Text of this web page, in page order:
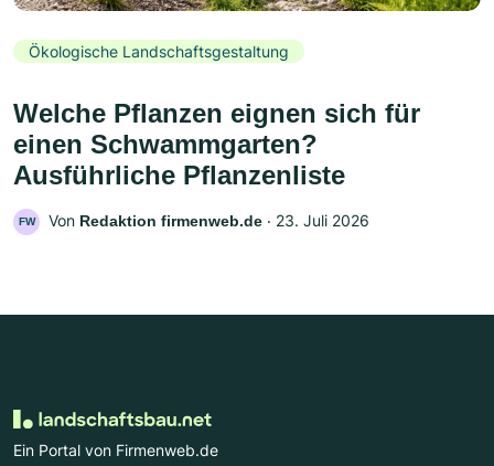
Ökologische Landschaftsgestaltung
Welche Pflanzen eignen sich für
einen Schwammgarten?
Ausführliche Pflanzenliste
FW Von Redaktion firmenweb.de ‧ 23. Juli 2026
Ein Portal von Firmenweb.de